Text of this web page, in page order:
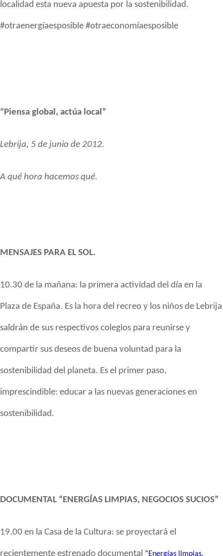
localidad esta nueva apuesta por la sostenibilidad.
#otraenergíaesposible #otraeconomíaesposible
“Piensa global, actúa local”
Lebrija, 5 de junio de 2012.
A qué hora hacemos qué.
MENSAJES PARA EL SOL.
10.30 de la mañana: la primera actividad del día en la
Plaza de España. Es la hora del recreo y los niños de Lebrija
saldrán de sus respectivos colegios para reunirse y
compartir sus deseos de buena voluntad para la
sostenibilidad del planeta. Es el primer paso,
imprescindible: educar a las nuevas generaciones en
sostenibilidad.
DOCUMENTAL “ENERGÍAS LIMPIAS, NEGOCIOS SUCIOS”
19.00 en la Casa de la Cultura: se proyectará el
recientemente estrenado documental “Energías limpias,